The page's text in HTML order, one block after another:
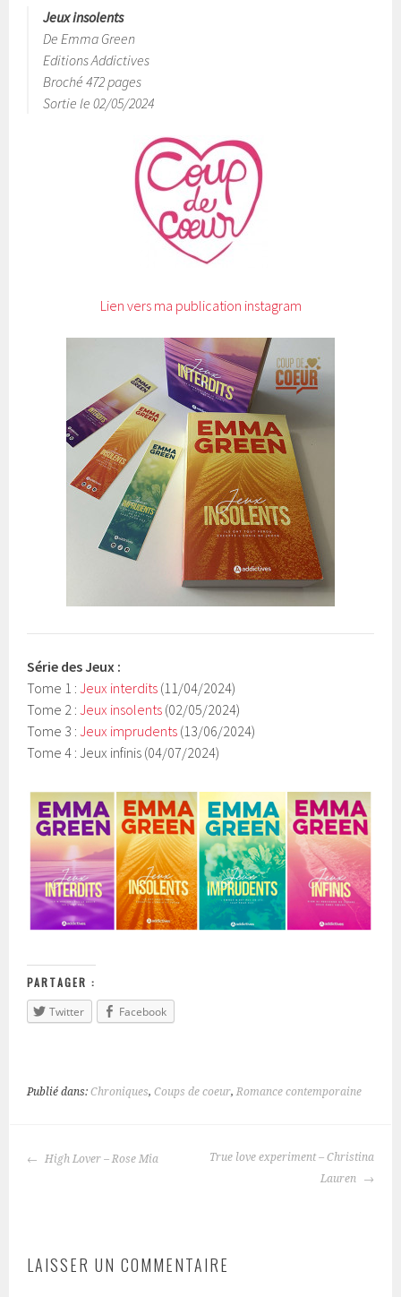
Jeux insolents
De Emma Green
Editions Addictives
Broché 472 pages
Sortie le 02/05/2024
Lien vers ma publication instagram
Série des Jeux :
Tome 1 :Jeux interdits (11/04/2024)
Tome 2 :Jeux insolents (02/05/2024)
Tome 3 :Jeux imprudents (13/06/2024)
Tome 4 : Jeux infinis (04/07/2024)
PARTAGER :
Twitter
Facebook
Publié dans:Chroniques,Coups de coeur, Romance contemporaine
High Lover – Rose Mia
True love experiment – Christina
Lauren
LAISSER UN COMMENTAIRE